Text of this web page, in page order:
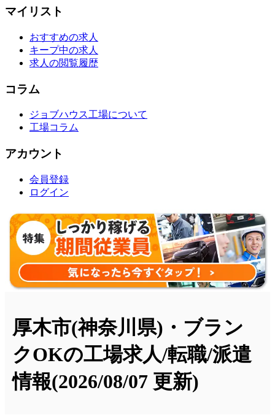
マイリスト
おすすめの求人
キープ中の求人
求人の閲覧履歴
コラム
ジョブハウス工場について
工場コラム
アカウント
会員登録
ログイン
厚木市(神奈川県)・ブラン
クOKの工場求人/転職/派遣
情報(2026/08/07 更新)